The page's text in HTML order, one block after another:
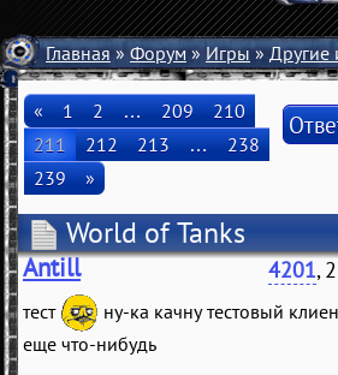
Главная»Форум»Игры»Другие
« 1 2 … 209
210
211
212 213 …
238
239
»
World of Tanks
Antill 4201,
тест
ну-ка качну тестовый
еще что-нибудь